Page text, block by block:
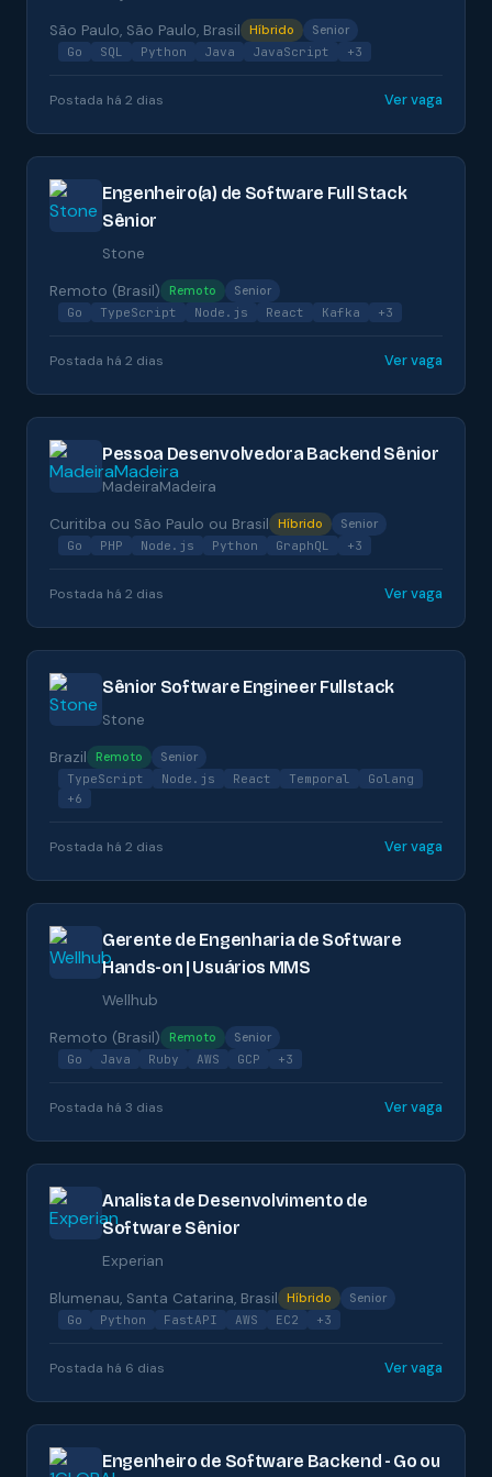
São Paulo, São Paulo, Brasil
Híbrido
Senior
Go
SQL Python Java JavaScript +3
Postada há 2 dias Ver vaga
Engenheiro(a) de Software Full Stack
Sênior
Stone
Remoto (Brasil)
Remoto
Senior
Go
TypeScript Node.js React Kafka +3
Postada há 2 dias Ver vaga
Pessoa Desenvolvedora Backend Sênior
MadeiraMadeira
Curitiba ou São Paulo ou Brasil
Híbrido
Senior
Go
PHP Node.js Python GraphQL +3
Postada há 2 dias Ver vaga
Sênior Software Engineer Fullstack
Stone
Brazil
Remoto
Senior
TypeScript
Node.js React Temporal
Golang
+6
Postada há 2 dias Ver vaga
Gerente de Engenharia de Software
Hands-on | Usuários MMS
Wellhub
Remoto (Brasil)
Remoto
Senior
Go
Java Ruby AWS GCP +3
Postada há 3 dias Ver vaga
Analista de Desenvolvimento de
Software Sênior
Experian
Blumenau, Santa Catarina, Brasil
Híbrido
Senior
Go
Python FastAPI AWS EC2 +3
Postada há 6 dias Ver vaga
Engenheiro de Software Backend - Go ou